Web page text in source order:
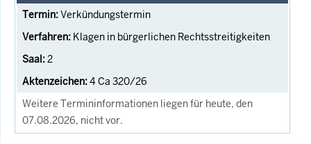
Verkündungstermin
Klagen in bürgerlichen Rechtsstreitigkeiten
2
4 Ca 320/26
Weitere Termininformationen liegen für heute, den
07.08.2026, nicht vor.